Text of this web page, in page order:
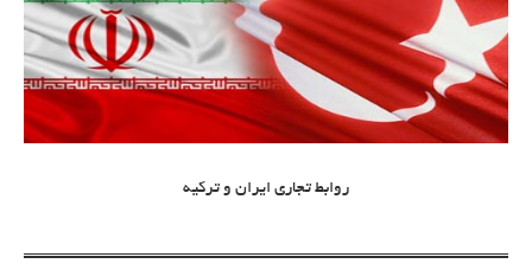
روابط تجاری ایران و ترکیه